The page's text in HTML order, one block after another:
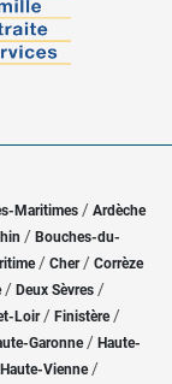
Maritimes / Ardèche
/ Bouches-du-
/ Cher / Corrèze
/ Deux Sèvres /
Loir / Finistère/
Garonne/ Haute-
Haute-Vienne/